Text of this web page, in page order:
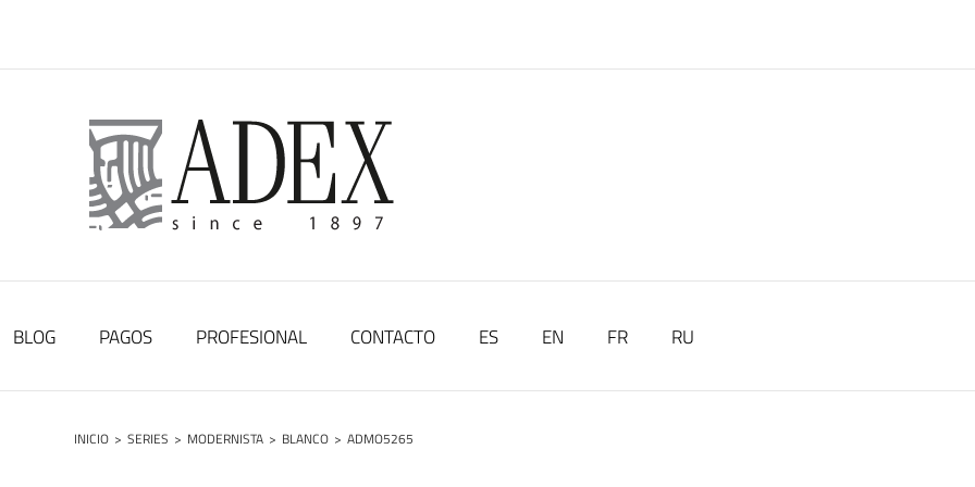
BLOG PAGOS PROFESIONAL CONTACTO ES EN FR RU
INICIO > SERIES > MODERNISTA > BLANCO > ADMO5265